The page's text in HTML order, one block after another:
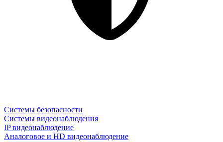
Системы безопасности
Системы видеонаблюдения
IP видеонаблюдение
Аналоговое и HD видеонаблюдение